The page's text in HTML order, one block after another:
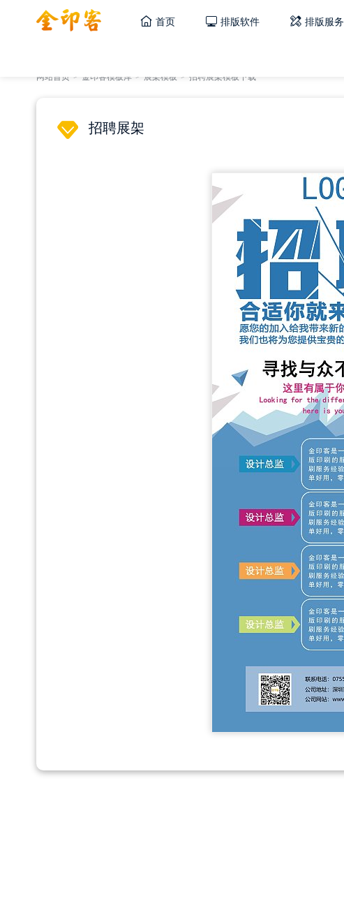
首页 排版软件 排版服务
网站首页 > 金印客模板库 > 展架模板 > 招聘展架模板下载
招聘展架